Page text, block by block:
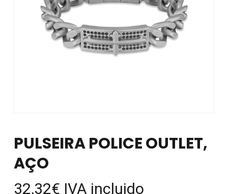
PULSEIRA POLICE OUTLET,
AÇO
32,32€ IVA incluido